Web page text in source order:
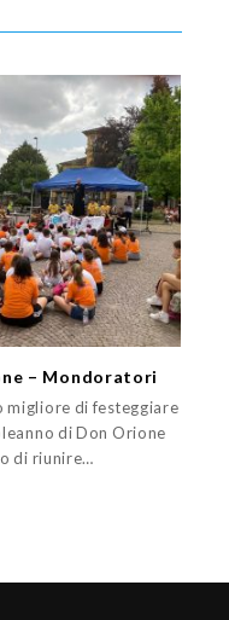
– Mondoratori
migliore di festeggiare
di Don Orione
di riunire…